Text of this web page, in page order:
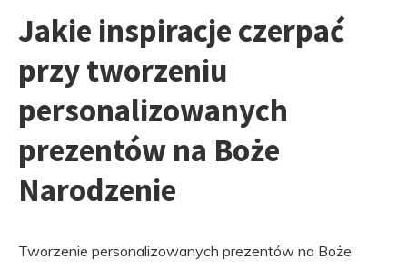
Jakie inspiracje czerpać
przy tworzeniu
personalizowanych
prezentów na Boże
Narodzenie
Tworzenie personalizowanych prezentów na Boże